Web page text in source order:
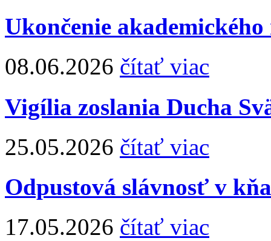
Ukončenie
08.06.2026 čítať viac
Vigília zoslania Ducha
25.05.2026 čítať viac
Odpustová slávnosť v
17.05.2026 čítať viac